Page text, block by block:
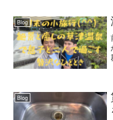
Blog
Blog